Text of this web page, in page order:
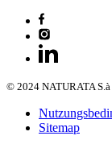
© 2024 NATURATA S.à
Sitemap